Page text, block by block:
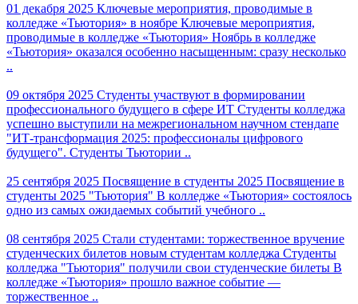
01 декабря 2025 Ключевые мероприятия, проводимые в
колледже «Тьютория» в ноябре Ключевые мероприятия,
проводимые в колледже «Тьютория» Ноябрь в колледже
«Тьютория» оказался особенно насыщенным: сразу несколько
..
09 октября 2025 Студенты участвуют в формировании
профессионального будущего в сфере ИТ Студенты колледжа
успешно выступили на межрегиональном научном стендапе
"ИТ-трансформация 2025: профессионалы цифрового
будущего". Студенты Тьютории ..
25 сентября 2025 Посвящение в студенты 2025 Посвящение в
студенты 2025 "Тьютория" В колледже «Тьютория» состоялось
одно из самых ожидаемых событий учебного ..
08 сентября 2025 Стали студентами: торжественное вручение
студенческих билетов новым студентам колледжа Студенты
колледжа "Тьютория" получили свои студенческие билеты В
колледже «Тьютория» прошло важное событие —
торжественное ..